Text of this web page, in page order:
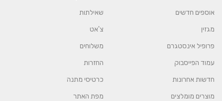
אוספים חדשים
מגזין
פרופיל אינסטגרם
עמוד הפייסבוק
חדשות אחרונות
מוצרים מומלצים
שאילתות
צ'אט
משלוחים
החזרות
כרטיסי מתנה
מפת האתר